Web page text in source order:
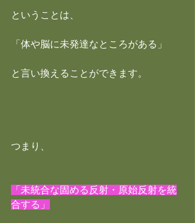
ということは、
「体や脳に未発達なところがある」
と言い換えることができます。
つまり、
「未統合な固める反射・原始反射を統
合する」